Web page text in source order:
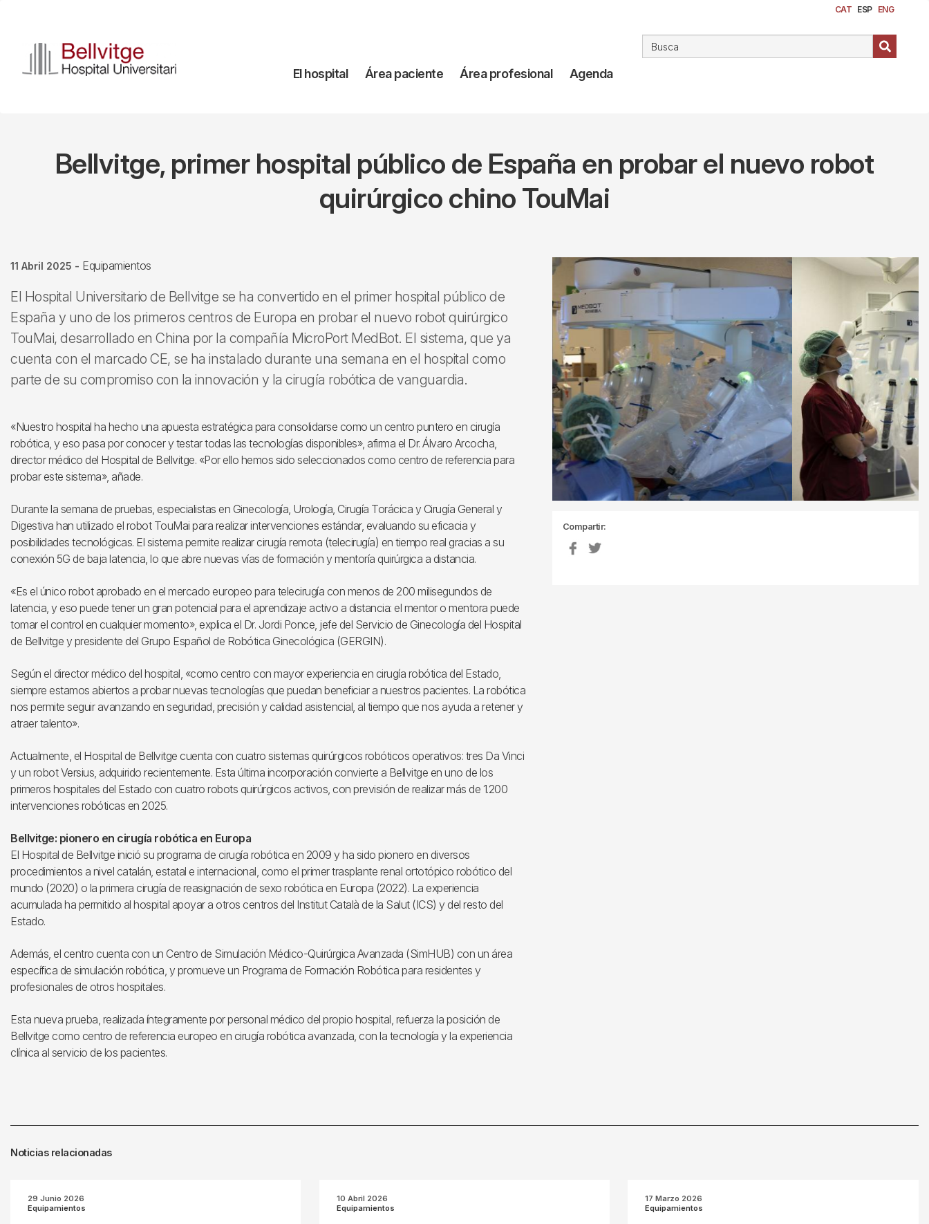
contenido
principal
CAT ESP ENG
Navegación
El hospital Área paciente Área profesional Agenda
Bellvitge, primer hospital público de España en probar el nuevo robot
quirúrgico chino TouMai
11 Abril 2025 - Equipamientos
El Hospital Universitario de Bellvitge se ha convertido en el primer hospital público de
España y uno de los primeros centros de Europa en probar el nuevo robot quirúrgico
TouMai, desarrollado en China por la compañía MicroPort MedBot. El sistema, que ya
cuenta con el marcado CE, se ha instalado durante una semana en el hospital como
parte de su compromiso con la innovación y la cirugía robótica de vanguardia.
«Nuestro hospital ha hecho una apuesta estratégica para consolidarse como un centro puntero en cirugía
robótica, y eso pasa por conocer y testar todas las tecnologías disponibles», afirma el Dr. Álvaro Arcocha,
director médico del Hospital de Bellvitge. «Por ello hemos sido seleccionados como centro de referencia para
probar este sistema», añade.
Durante la semana de pruebas, especialistas en Ginecología, Urología, Cirugía Torácica y Cirugía General y
Digestiva han utilizado el robot TouMai para realizar intervenciones estándar, evaluando su eficacia y
posibilidades tecnológicas. El sistema permite realizar cirugía remota (telecirugía) en tiempo real gracias a su
conexión 5G de baja latencia, lo que abre nuevas vías de formación y mentoría quirúrgica a distancia.
«Es el único robot aprobado en el mercado europeo para telecirugía con menos de 200 milisegundos de
latencia, y eso puede tener un gran potencial para el aprendizaje activo a distancia: el mentor o mentora puede
tomar el control en cualquier momento», explica el Dr. Jordi Ponce, jefe del Servicio de Ginecología del Hospital
de Bellvitge y presidente del Grupo Español de Robótica Ginecológica (GERGIN).
Según el director médico del hospital, «como centro con mayor experiencia en cirugía robótica del Estado,
siempre estamos abiertos a probar nuevas tecnologías que puedan beneficiar a nuestros pacientes. La robótica
nos permite seguir avanzando en seguridad, precisión y calidad asistencial, al tiempo que nos ayuda a retener y
atraer talento».
Actualmente, el Hospital de Bellvitge cuenta con cuatro sistemas quirúrgicos robóticos operativos: tres Da Vinci
y un robot Versius, adquirido recientemente. Esta última incorporación convierte a Bellvitge en uno de los
primeros hospitales del Estado con cuatro robots quirúrgicos activos, con previsión de realizar más de 1.200
intervenciones robóticas en 2025.
Bellvitge: pionero en cirugía robótica en Europa
El Hospital de Bellvitge inició su programa de cirugía robótica en 2009 y ha sido pionero en diversos
procedimientos a nivel catalán, estatal e internacional, como el primer trasplante renal ortotópico robótico del
mundo (2020) o la primera cirugía de reasignación de sexo robótica en Europa (2022). La experiencia
acumulada ha permitido al hospital apoyar a otros centros del Institut Català de la Salut (ICS) y del resto del
Estado.
Además, el centro cuenta con un Centro de Simulación Médico-Quirúrgica Avanzada (SimHUB) con un área
específica de simulación robótica, y promueve un Programa de Formación Robótica para residentes y
profesionales de otros hospitales.
Esta nueva prueba, realizada íntegramente por personal médico del propio hospital, refuerza la posición de
Bellvitge como centro de referencia europeo en cirugía robótica avanzada, con la tecnología y la experiencia
clínica al servicio de los pacientes.
Compartir:
Noticias relacionadas
29 Junio 2026
Equipamientos
10 Abril 2026
Equipamientos
17 Marzo 2026
Equipamientos